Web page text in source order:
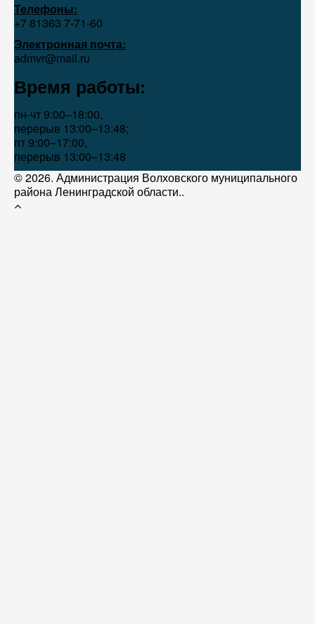
Телефоны:
+7 81363 7‑71-60
Электронная почта:
admvr@mail.ru
Время работы:
пн-чт 9:00–18:00,
перерыв 13:00–13:48;
пт 9:00–17:00,
перерыв 13:00–13:48
© 2026. Администрация Волховского муниципального
района Ленинградской области..